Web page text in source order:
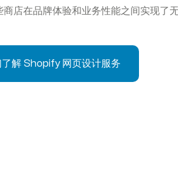
店在品牌体验和业务性能之间实现了
了解 Shopify 网页设计服务